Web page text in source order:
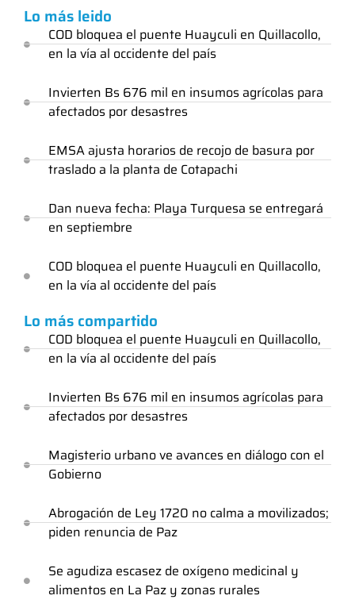
Lo más leido
COD bloquea el puente Huayculi en Quillacollo,
en la vía al occidente del país
Invierten Bs 676 mil en insumos agrícolas para
afectados por desastres
EMSA ajusta horarios de recojo de basura por
traslado a la planta de Cotapachi
Dan nueva fecha: Playa Turquesa se entregará
en septiembre
COD bloquea el puente Huayculi en Quillacollo,
en la vía al occidente del país
Lo más compartido
COD bloquea el puente Huayculi en Quillacollo,
en la vía al occidente del país
Invierten Bs 676 mil en insumos agrícolas para
afectados por desastres
Magisterio urbano ve avances en diálogo con el
Gobierno
Abrogación de Ley 1720 no calma a movilizados;
piden renuncia de Paz
Se agudiza escasez de oxígeno medicinal y
alimentos en La Paz y zonas rurales